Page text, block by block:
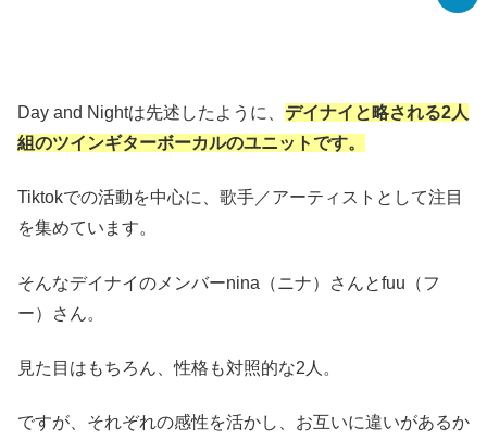
Day and Nightは先述したように、 デイナイと略される2人
組のツインギターボーカルのユニットです。
Tiktokでの活動を中心に、歌手／アーティストとして注目
を集めています。
そんなデイナイのメンバーnina（ニナ）さんとfuu（フ
ー）さん。
見た目はもちろん、性格も対照的な2人。
ですが、それぞれの感性を活かし、お互いに違いがあるか